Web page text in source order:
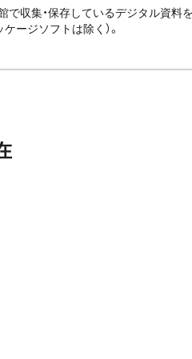
収集・保存しているデジタル資料
ージソフトは除く）。